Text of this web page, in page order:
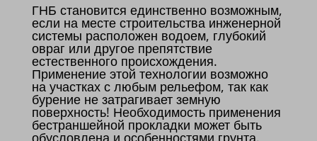
ГНБ становится единственно возможным,
если на месте строительства инженерной
системы расположен водоем, глубокий
овраг или другое препятствие
естественного происхождения.
Применение этой технологии возможно
на участках с любым рельефом, так как
бурение не затрагивает земную
поверхность! Необходимость применения
бестраншейной прокладки может быть